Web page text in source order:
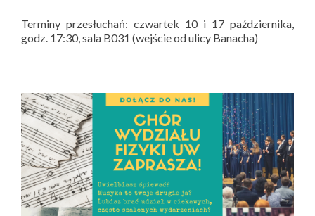
Terminy przesłuchań: czwartek 10 i 17 października,
godz. 17:30, sala B031 (wejście od ulicy Banacha)